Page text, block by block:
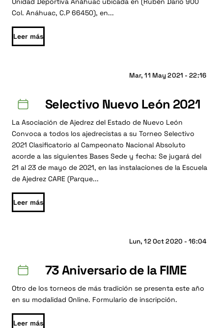
Col. Anáhuac, C.P 66450), en...
Leer más
Mar, 11 May 2021 - 22:16
Selectivo Nuevo León 2021
La Asociación de Ajedrez del Estado de Nuevo León
Convoca a todos los ajedrecistas a su Torneo Selectivo
2021 Clasificatorio al Campeonato Nacional Absoluto
acorde a las siguientes Bases Sede y fecha: Se jugará del
21 al 23 de mayo de 2021, en las instalaciones de la Escuela
de Ajedrez CARE (Parque...
Leer más
Lun, 12 Oct 2020 - 16:04
73 Aniversario de la FIME
Otro de los torneos de más tradición se presenta este año
en su modalidad Online. Formulario de inscripción.
Leer más